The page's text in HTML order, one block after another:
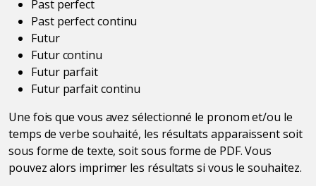
Past perfect
Past perfect continu
Futur
Futur continu
Futur parfait
Futur parfait continu
Une fois que vous avez sélectionné le pronom et/ou le
temps de verbe souhaité, les résultats apparaissent soit
sous forme de texte, soit sous forme de PDF. Vous
pouvez alors imprimer les résultats si vous le souhaitez.